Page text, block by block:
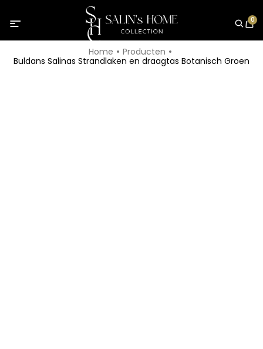
0
Home
Producten
Buldans Salinas Strandlaken en draagtas Botanisch Groen